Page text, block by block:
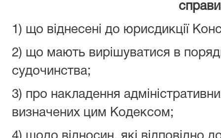
1) що віднесені до юрисдикції
2) що мають вирішуватися в
судочинства;
3) про накладення
визначених цим Кодексом;